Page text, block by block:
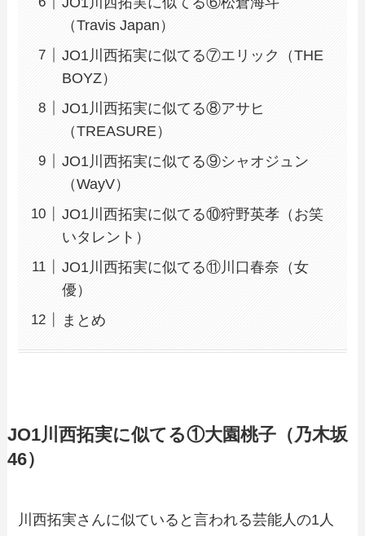
（Travis Japan）
JO1川西拓実に似てる⑦エリック（THE
BOYZ）
JO1川西拓実に似てる⑧アサヒ
（TREASURE）
JO1川西拓実に似てる⑨シャオジュン
（WayV）
JO1川西拓実に似てる⑩狩野英孝（お笑
いタレント）
JO1川西拓実に似てる⑪川口春奈（女
優）
まとめ
JO1川西拓実に似てる①大園桃子（乃木坂
46）
川西拓実さんに似ていると言われる芸能人の1人